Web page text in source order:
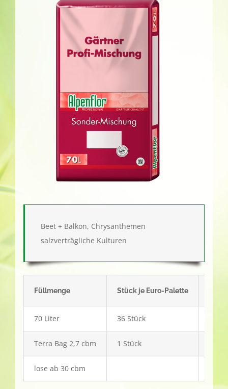
Beet + Balkon, Chrysanthemen
salzverträgliche Kulturen
Füllmenge Stück je Euro-Palette
70 Liter 36 Stück
Terra Bag 2,7 cbm 1 Stück
lose ab 30 cbm